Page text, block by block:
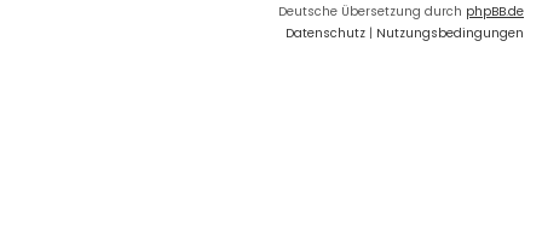
Deutsche Übersetzung durch phpBB.de
Datenschutz | Nutzungsbedingungen